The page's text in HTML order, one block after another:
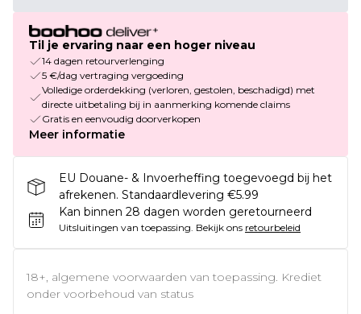
Til je ervaring naar een hoger niveau
14 dagen retourverlenging
5 €/dag vertraging vergoeding
Volledige orderdekking (verloren, gestolen, beschadigd) met
directe uitbetaling bij in aanmerking komende claims
Gratis en eenvoudig doorverkopen
Meer informatie
EU Douane- & Invoerheffing toegevoegd bij het
afrekenen. Standaardlevering €5.99
Kan binnen 28 dagen worden geretourneerd
Uitsluitingen van toepassing. Bekijk ons retourbeleid
18+, algemene voorwaarden van toepassing. Krediet
onder voorbehoud van status